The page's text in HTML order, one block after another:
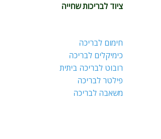
ציוד לבריכות שחייה
חימום לבריכה
כימיקלים לבריכה
רובוט לבריכה ביתית
פילטר לבריכה
משאבה לבריכה